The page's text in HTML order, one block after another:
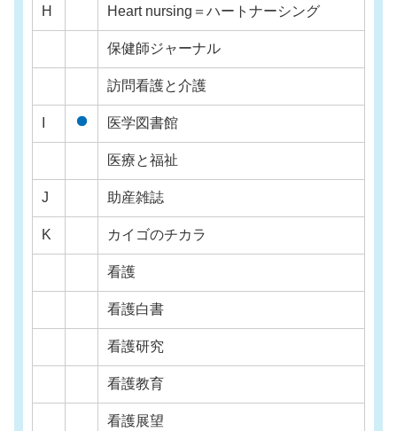
H Heart nursing＝ハートナーシング
保健師ジャーナル
訪問看護と介護
医学図書館
医療と福祉
J 助産雑誌
K カイゴのチカラ
看護
看護白書
看護研究
看護教育
看護展望